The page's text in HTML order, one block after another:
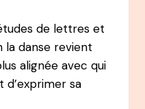
de lettres et
la danse revient
alignée avec qui
sa